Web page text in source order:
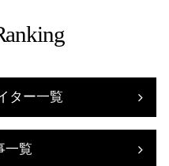
ター一覧
一覧